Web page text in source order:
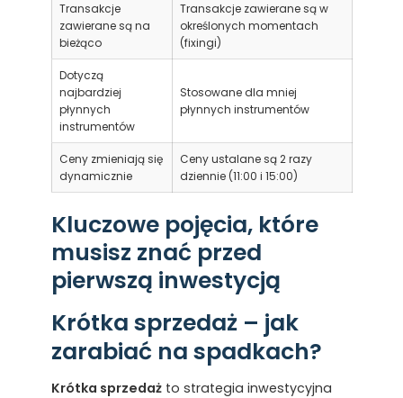
Transakcje
zawierane są na
bieżąco
Transakcje zawierane są w
określonych momentach
(fixingi)
Dotyczą
najbardziej
płynnych
instrumentów
Stosowane dla mniej
płynnych instrumentów
Ceny zmieniają się
dynamicznie
Ceny ustalane są 2 razy
dziennie (11:00 i 15:00)
Kluczowe pojęcia, które
musisz znać przed
pierwszą inwestycją
Krótka sprzedaż – jak
zarabiać na spadkach?
Krótka sprzedażto strategia inwestycyjna